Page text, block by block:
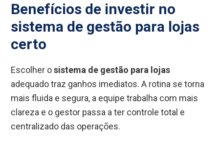
Benefícios de investir no
sistema de gestão para lojas
certo
Escolher osistema de gestão para lojas
adequado traz ganhos imediatos. A rotina se torna
mais fluida e segura, a equipe trabalha com mais
clareza e o gestor passa a ter controle total e
centralizado das operações.